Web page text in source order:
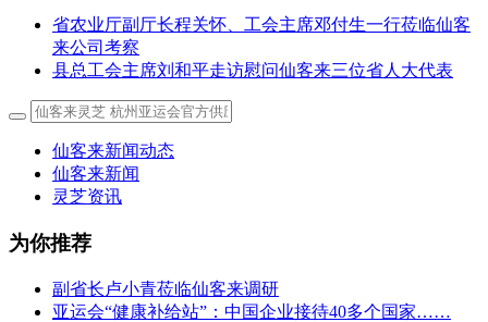
省农业厅副厅长程关怀、工会主席邓付生一行莅临仙客
来公司考察
县总工会主席刘和平走访慰问仙客来三位省人大代表
仙客来新闻动态
仙客来新闻
灵芝资讯
为你推荐
副省长卢小青莅临仙客来调研
亚运会“健康补给站”：中国企业接待40多个国家……